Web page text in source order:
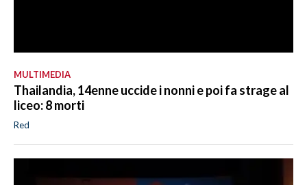
MULTIMEDIA
Thailandia, 14enne uccide i nonni e poi fa strage al
liceo: 8 morti
Red